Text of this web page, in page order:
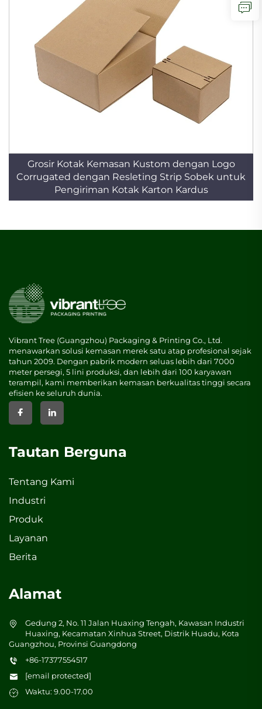
Grosir Kotak Kemasan Kustom dengan Logo
Corrugated dengan Resleting Strip Sobek untuk
Pengiriman Kotak Karton Kardus
Vibrant Tree (Guangzhou) Packaging & Printing Co., Ltd.
menawarkan solusi kemasan merek satu atap profesional sejak
tahun 2009. Dengan pabrik modern seluas lebih dari 7000
meter persegi, 5 lini produksi, dan lebih dari 100 karyawan
terampil, kami memberikan kemasan berkualitas tinggi secara
efisien ke seluruh dunia.
Tautan Berguna
Tentang Kami
Industri
Produk
Layanan
Berita
Alamat
Gedung 2, No. 11 Jalan Huaxing Tengah, Kawasan Industri
Huaxing, Kecamatan Xinhua Street, Distrik Huadu, Kota
Guangzhou, Provinsi Guangdong
+86-17377554517
[email protected]
Waktu: 9.00-17.00